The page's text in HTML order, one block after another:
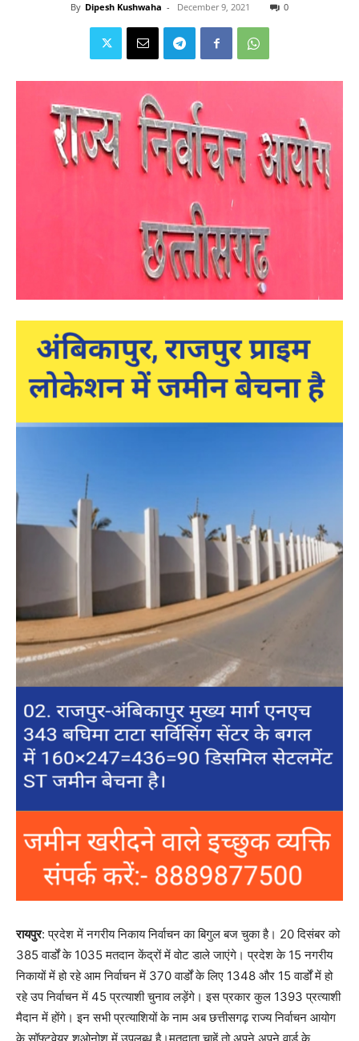
By Dipesh Kushwaha - December 9, 2021 0
रायपुर: प्रदेश में नगरीय निकाय निर्वाचन का बिगुल बज चुका है। 20 दिसंबर को
385 वार्डों के 1035 मतदान केंद्रों में वोट डाले जाएंगे। प्रदेश के 15 नगरीय
निकायों में हो रहे आम निर्वाचन में 370 वार्डों के लिए 1348 और 15 वार्डों में हो
रहे उप निर्वाचन में 45 प्रत्याशी चुनाव लड़ेंगे। इस प्रकार कुल 1393 प्रत्याशी
मैदान में होंगे। इन सभी प्रत्याशियों के नाम अब छत्तीसगढ़ राज्य निर्वाचन आयोग